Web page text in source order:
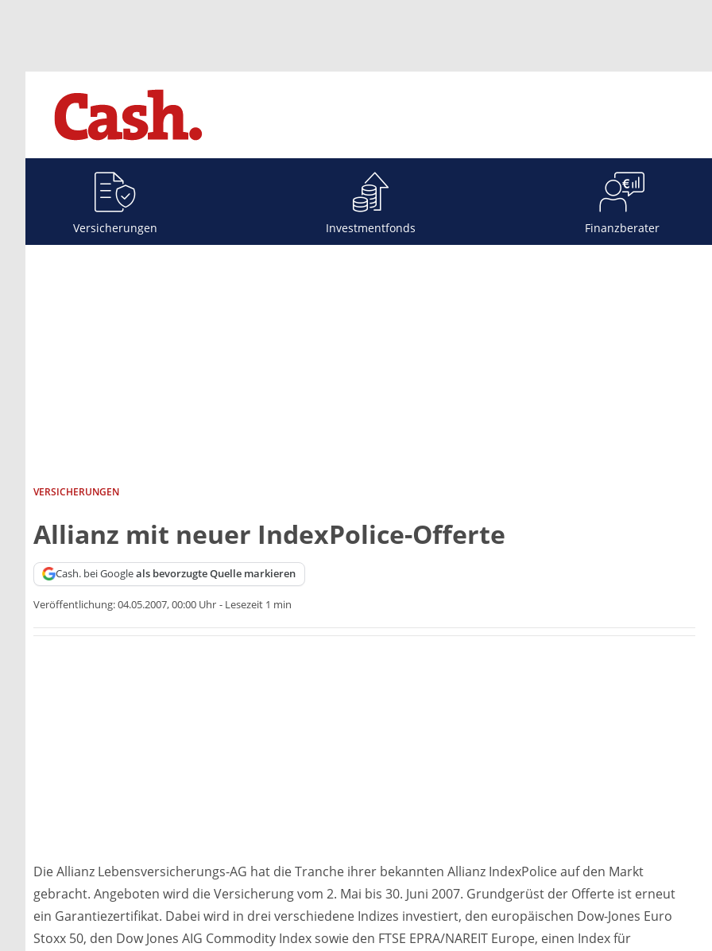
Versicherungen Investmentfonds Finanzberater
VERSICHERUNGEN
Allianz mit neuer IndexPolice-Offerte
Cash. bei Googleals bevorzugte Quelle markieren
Veröffentlichung:04.05.2007, 00:00 Uhr - Lesezeit 1 min
Die Allianz Lebensversicherungs-AG hat die Tranche ihrer bekannten Allianz IndexPolice auf den Markt
gebracht. Angeboten wird die Versicherung vom 2. Mai bis 30. Juni 2007. Grundgerüst der Offerte ist erneut
ein Garantiezertifikat. Dabei wird in drei verschiedene Indizes investiert, den europäischen Dow-Jones Euro
Stoxx 50, den Dow Jones AIG Commodity Index sowie den FTSE EPRA/NAREIT Europe, einen Index für